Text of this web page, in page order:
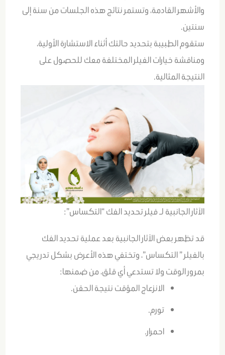
والأشهر القادمة، وتستمر نتائج هذه الجلسات من سنة إلى
سنتين.
ستقوم الطبيبة بتحديد حالتك أثناء الاستشارة الأولية،
ومناقشة خيارات الفيلر المختلفة معك للحصول على
النتيجة المثالية.
الآثار الجانبية لـ فيلر تحديد الفك “التكساس”:
قد تظهر بعض الآثار الجانبية بعد عملية تحديد الفك
بالفيلر ” التكساس”، وتختفي هذه الأعرض بشكل تدريجي
بمرور الوقت ولا تستدعي أي قلق، من ضمنها:
الانزعاج المؤقت نتيجة الحقن.
تورم.
احمرار.